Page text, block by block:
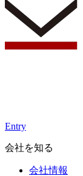
Entry
会社を知る
会社情報